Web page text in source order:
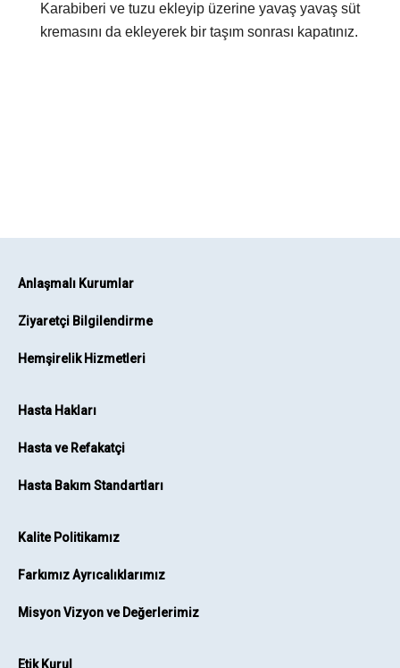
Karabiberi ve tuzu ekleyip üzerine yavaş yavaş süt
kremasını da ekleyerek bir taşım sonrası kapatınız.
Anlaşmalı Kurumlar
Ziyaretçi Bilgilendirme
Hemşirelik Hizmetleri
Hasta Hakları
Hasta ve Refakatçi
Hasta Bakım Standartları
Kalite Politikamız
Farkımız Ayrıcalıklarımız
Misyon Vizyon ve Değerlerimiz
Etik Kurul